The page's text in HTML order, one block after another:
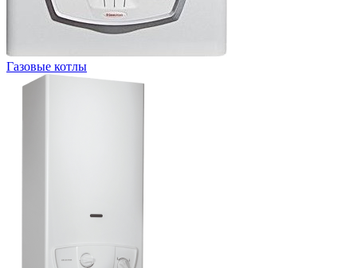
Газовые котлы